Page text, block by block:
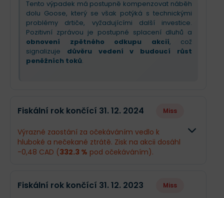
Tento výpadek má postupně kompenzovat náběh
dolu Goose, který se však potýká s technickými
problémy drtiče, vyžadujícími další investice.
Pozitivní zprávou je postupné splacení dluhů a
obnovení zpětného odkupu akcií, což
signalizuje důvěru vedení v budoucí růst
peněžních toků.
Fiskální rok končící 31. 12. 2024 Miss
Výrazné zaostání za očekáváním vedlo k
hluboké a nečekané ztrátě. Zisk na akcii dosáhl
-0,48 CAD (332.3 % pod očekáváním).
Fiskální rok končící 31. 12. 2023 Miss